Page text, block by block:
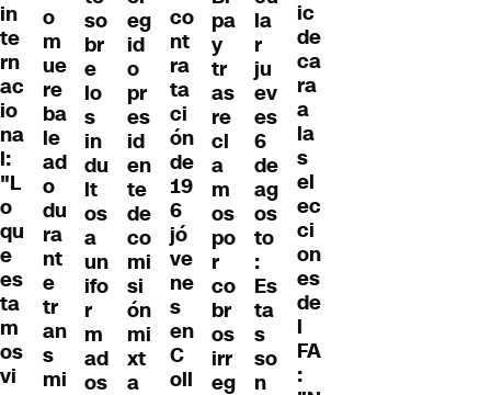
in
te
rn
ac
io
na
l:
"L
o
qu
e
es
ta
m
os
vi
o
m
ue
re
ba
le
ad
o
du
ra
nt
e
tr
an
s
mi
so
br
e
lo
s
in
du
lt
os
a
un
ifo
r
m
ad
os
eg
id
o
pr
es
id
en
te
de
co
mi
si
ón
mi
xt
a
co
nt
ra
ta
ci
ón
de
19
6
jó
ve
ne
s
en
C
oll
pa
y
tr
as
re
cl
a
m
os
po
r
co
br
os
irr
eg
la
r
ju
ev
es
6
de
ag
os
to
:
Es
ta
s
so
n
ic
de
ca
ra
a
la
s
el
ec
ci
on
es
de
l
FA
: